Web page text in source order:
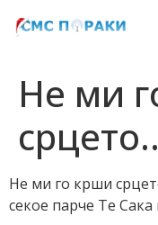
Не ми
Не ми го крши
секое парче Те Сака